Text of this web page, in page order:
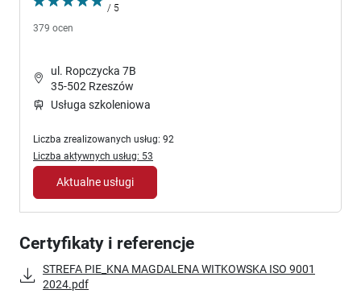
/ 5
379 ocen
ul. Ropczycka 7B
35-502 Rzeszów
Usługa szkoleniowa
Liczba zrealizowanych usług: 92
Liczba aktywnych usług: 53
Aktualne usługi
Certyfikaty i referencje
STREFA PIE_KNA MAGDALENA WITKOWSKA ISO 9001
2024.pdf